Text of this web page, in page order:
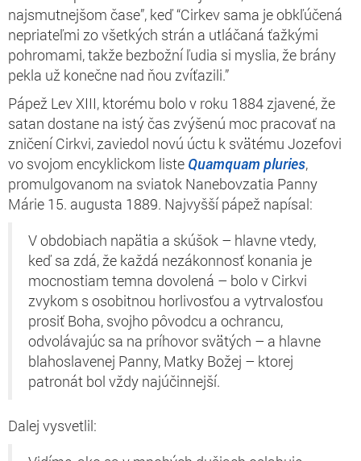
najsmutnejšom čase”, keď “Cirkev sama je obkľúčená
nepriateľmi zo všetkých strán a utláčaná ťažkými
pohromami, takže bezbožní ľudia si myslia, že brány
pekla už konečne nad ňou zvíťazili.”
Pápež Lev XIII, ktorému bolo v roku 1884 zjavené, že
satan dostane na istý čas zvýšenú moc pracovať na
zničení Cirkvi, zaviedol novú úctu k svätému Jozefovi
vo svojom encyklickom liste Quamquam pluries,
promulgovanom na sviatok Nanebovzatia Panny
Márie 15. augusta 1889. Najvyšší pápež napísal:
V obdobiach napätia a skúšok – hlavne vtedy,
keď sa zdá, že každá nezákonnosť konania je
mocnostiam temna dovolená – bolo v Cirkvi
zvykom s osobitnou horlivosťou a vytrvalosťou
prosiť Boha, svojho pôvodcu a ochrancu,
odvolávajúc sa na príhovor svätých – a hlavne
blahoslavenej Panny, Matky Božej – ktorej
patronát bol vždy najúčinnejší.
Dalej vysvetlil: